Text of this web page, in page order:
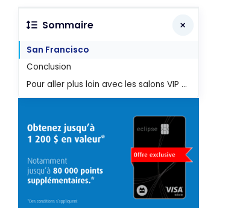
Sommaire
San Francisco
Conclusion
Pour aller plus loin avec les salons VIP d'aéroport